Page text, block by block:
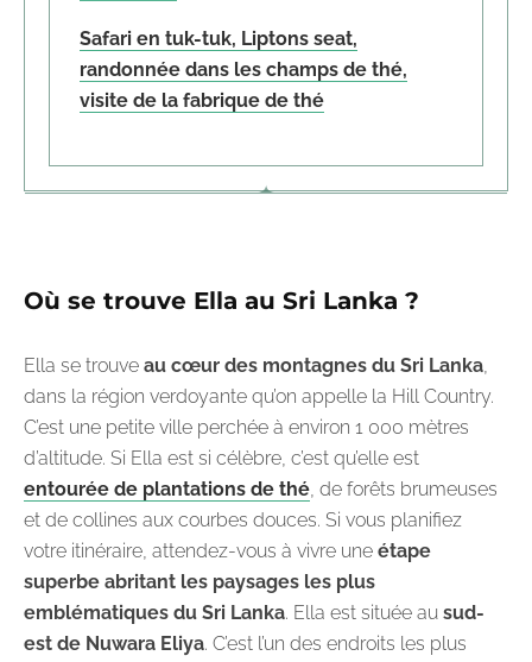
Safari en tuk-tuk, Liptons seat,
randonnée dans les champs de thé,
visite de la fabrique de thé
Où se trouve Ella au Sri Lanka ?
Ella se trouve au cœur des montagnes du Sri Lanka,
dans la région verdoyante qu’on appelle la Hill Country.
C’est une petite ville perchée à environ 1 000 mètres
d’altitude. Si Ella est si célèbre, c’est qu’elle est
entourée de plantations de thé, de forêts brumeuses
et de collines aux courbes douces. Si vous planifiez
votre itinéraire, attendez-vous à vivre une étape
superbe abritant les paysages les plus
emblématiques du Sri Lanka. Ella est située au sud-
est de Nuwara Eliya. C’est l’un des endroits les plus